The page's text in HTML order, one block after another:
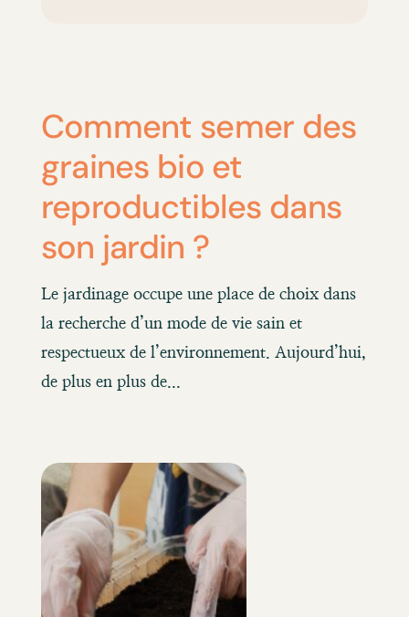
Comment semer des
graines bio et
reproductibles dans
son jardin ?
Le jardinage occupe une place de choix dans
la recherche d’un mode de vie sain et
respectueux de l’environnement. Aujourd’hui,
de plus en plus de...